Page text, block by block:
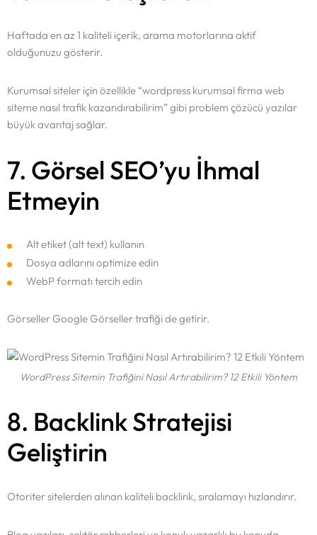
Haftada en az 1 kaliteli içerik, arama motorlarına aktif
olduğunuzu gösterir.
Kurumsal siteler için özellikle “wordpress kurumsal firma web
siteme nasıl trafik kazandırabilirim” gibi problem çözücü yazılar
büyük avantaj sağlar.
7. Görsel SEO’yu İhmal
Etmeyin
Alt etiket (alt text) kullanın
Dosya adlarını optimize edin
WebP formatı tercih edin
Görseller Google Görseller trafiği de getirir.
WordPress Sitemin Trafiğini Nasıl Artırabilirim? 12 Etkili Yöntem
8. Backlink Stratejisi
Geliştirin
Otoriter sitelerden alınan kaliteli backlink, sıralamayı hızlandırır.